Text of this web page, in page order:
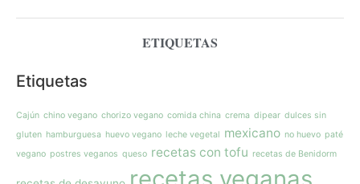
ETIQUETAS
Etiquetas
Cajún chino vegano chorizo vegano comida china crema dipear dulces sin
gluten hamburguesa huevo vegano leche vegetal mexicano no huevo paté
vegano postres veganos queso recetas con tofu recetas de Benidorm